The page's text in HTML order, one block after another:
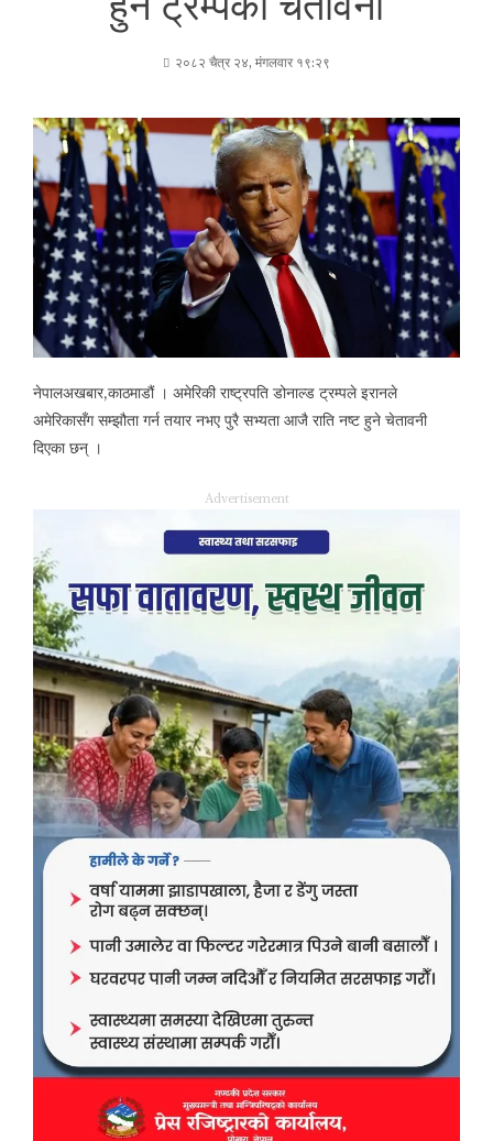
२०८२ चैत्र २४, मंगलवार १९:२९
नेपालअखबार,काठमाडौं । अमेरिकी राष्ट्रपति डोनाल्ड ट्रम्पले इरानले
अमेरिकासँग सम्झौता गर्न तयार नभए पुरै सभ्यता आजै राति नष्ट हुने चेतावनी
दिएका छन् ।
Advertisement